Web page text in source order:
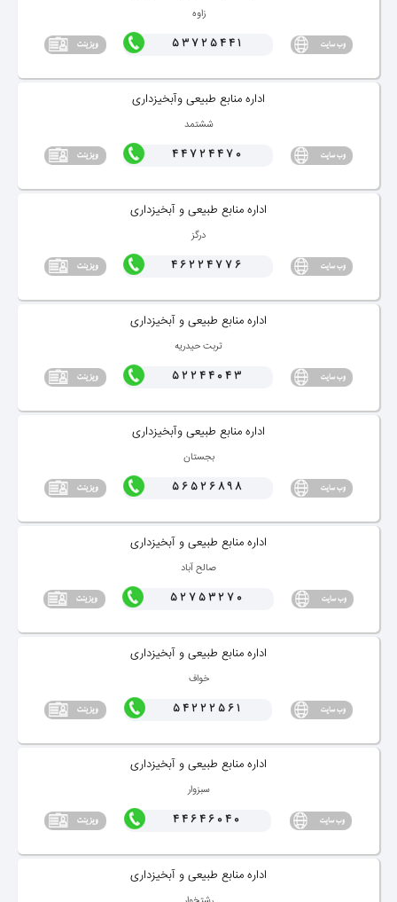
زاوه
53725441
اداره منابع طبیعی وآبخیزداری
ششتمد
44724470
اداره منابع طبیعی و آبخیزداری
درگز
46224776
اداره منابع طبیعی و آبخیزداری
تربت حیدریه
52244043
اداره منابع طبیعی وآبخیزداری
بجستان
56526898
اداره منابع طبیعی و آبخیزداری
صالح آباد
52753270
اداره منابع طبیعی و آبخیزداری
خواف
54222561
اداره منابع طبیعی و آبخیزداری
سبزوار
44646040
اداره منابع طبیعی و آبخیزداری